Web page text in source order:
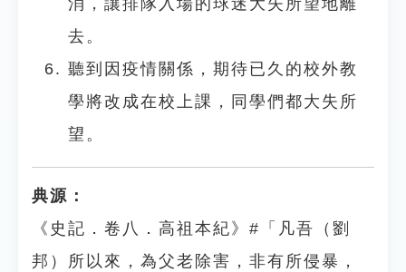
消，讓排隊入場的球迷大失所望地離
去。
聽到因疫情關係，期待已久的校外教
學將改成在校上課，同學們都大失所
望。
典源：
《史記．卷八．高祖本紀》#「凡吾（劉
邦）所以來，為父老除害，非有所侵暴，